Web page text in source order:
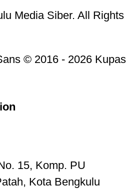
Media Siber. All Rights
© 2016 - 2026 Kupas
15, Komp. PU
Kota Bengkulu